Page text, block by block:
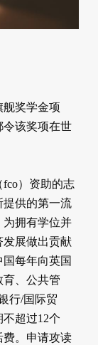
奖学金项
令该奖项在世
）资助的志
提供的第一流
为拥有学位并
发展做出贡献
每年向英国
育、公共管
行/国际贸
超过12个
费。申请攻读